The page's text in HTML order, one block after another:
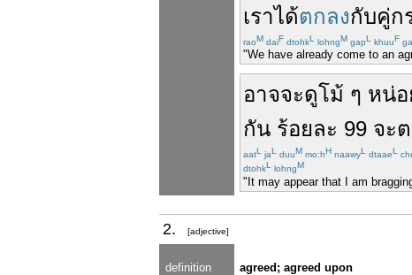
เราได้ตกลงกับคู่ก
raoM daiF dtohkL lohngM gapL khuuF ga
"We have already come to an
อาจจะดูโม้ ๆ หน่อ
กัน ร้อยละ 99 จะ
aatL jaL duuM mo:hH naawyL dtaaeL
dtohkL lohngM
"It may appear that I am
2. [adjective]
definition agreed; agreed upon